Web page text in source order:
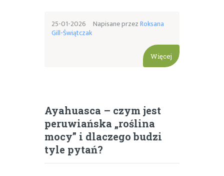
25-01-2026 Napisane przezRoksana
Gill-Świątczak
Więcej
Ayahuasca – czym jest
peruwiańska „roślina
mocy” i dlaczego budzi
tyle pytań?